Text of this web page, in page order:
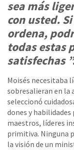
sea más
con usted.
ordena,
todas estas
satisfechas
Moisés necesitaba
sobresalieran en la
seleccionó
dones y
maestros, líderes
primitiva. Ninguna
la visión de un